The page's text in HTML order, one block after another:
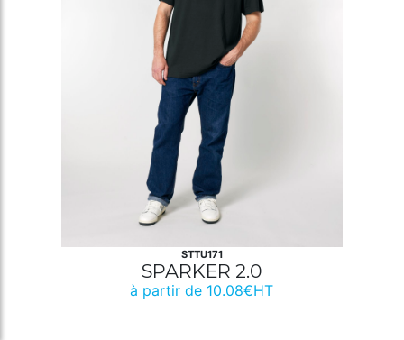
STTU171
SPARKER 2.0
à partir de 10.08€HT